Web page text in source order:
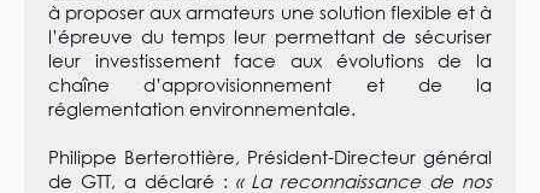
à proposer aux armateurs une solution flexible et à
l’épreuve du temps leur permettant de sécuriser
leur investissement face aux évolutions de la
chaîne d’approvisionnement et de la
réglementation environnementale.
Philippe Berterottière, Président-Directeur général
de GTT, a déclaré : « La reconnaissance de nos